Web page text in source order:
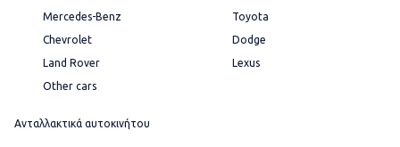
Mercedes-Benz
Toyota
Chevrolet
Dodge
Land Rover
Lexus
Other cars
Ανταλλακτικά αυτοκινήτου